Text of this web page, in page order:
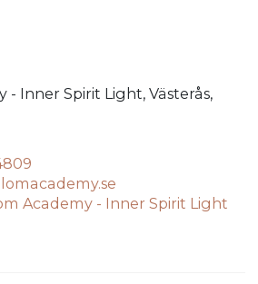
- Inner Spirit Light, Västerås,
Academy - Inner Spirit Light